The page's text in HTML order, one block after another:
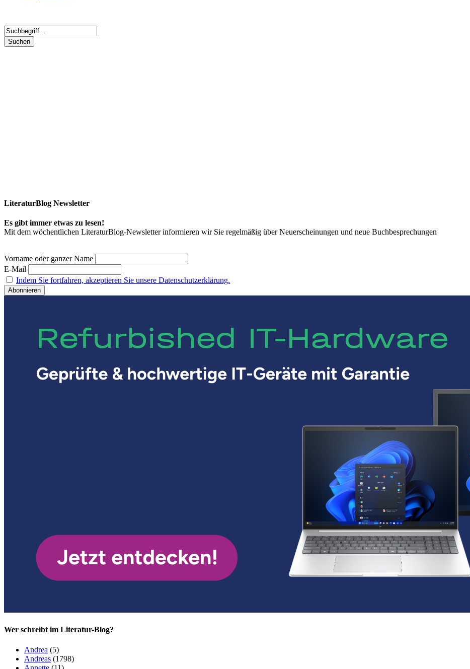
LiteraturBlog Newsletter
Es gibt immer etwas zu lesen!
Mit dem wöchentlichen LiteraturBlog-Newsletter informieren wir Sie regelmäßig über Neuerscheinungen und neue Buchbesprechungen
Vorname oder ganzer Name
E-Mail
Indem Sie fortfahren, akzeptieren Sie unsere Datenschutzerklärung.
Wer schreibt im Literatur-Blog?
Andrea (5)
Andreas (1798)